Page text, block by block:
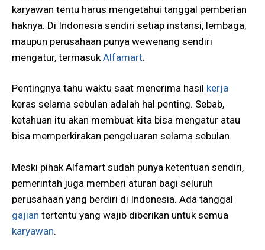
karyawan tentu harus mengetahui tanggal pemberian
haknya. Di Indonesia sendiri setiap instansi, lembaga,
maupun perusahaan punya wewenang sendiri
mengatur, termasuk Alfamart.
Pentingnya tahu waktu saat menerima hasil kerja
keras selama sebulan adalah hal penting. Sebab,
ketahuan itu akan membuat kita bisa mengatur atau
bisa memperkirakan pengeluaran selama sebulan.
Meski pihak Alfamart sudah punya ketentuan sendiri,
pemerintah juga memberi aturan bagi seluruh
perusahaan yang berdiri di Indonesia. Ada tanggal
gajian tertentu yang wajib diberikan untuk semua
karyawan.